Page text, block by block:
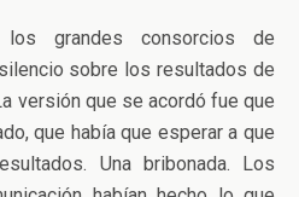
grandes consorcios de
sobre los resultados de
versión que se acordó fue que
que había que esperar a que
Una bribonada. Los